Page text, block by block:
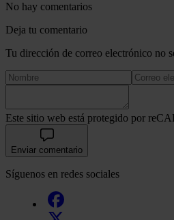
No hay comentarios
Deja tu comentario
Tu dirección de correo electrónico no
Este sitio web está protegido por
Enviar comentario
Síguenos en redes sociales